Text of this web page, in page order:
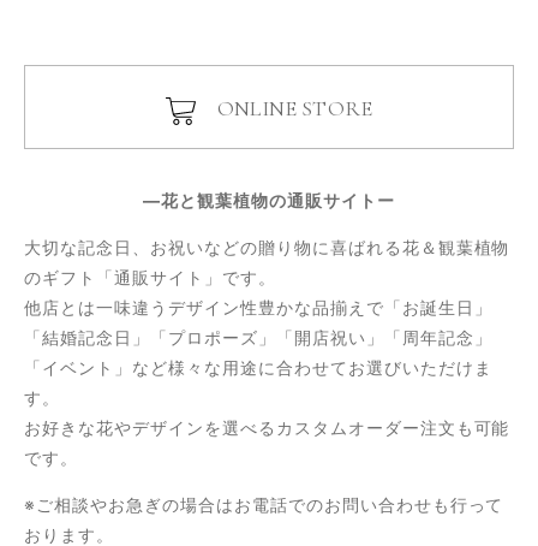
ONLINE STORE
―花と観葉植物の通販サイトー
大切な記念日、お祝いなどの贈り物に喜ばれる花＆観葉植物
のギフト「通販サイト」です。
他店とは一味違うデザイン性豊かな品揃えで「お誕生日」
「結婚記念日」「プロポーズ」「開店祝い」「周年記念」
「イベント」など様々な用途に合わせてお選びいただけま
す。
お好きな花やデザインを選べるカスタムオーダー注文も可能
です。
※ご相談やお急ぎの場合はお電話でのお問い合わせも行って
おります。